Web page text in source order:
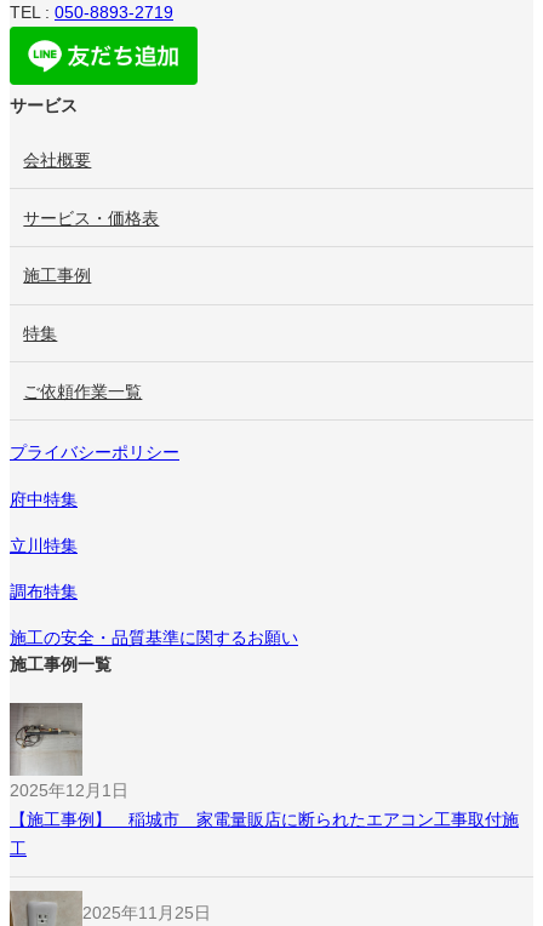
TEL : 050-8893-2719
サービス
会社概要
サービス・価格表
施工事例
特集
ご依頼作業一覧
プライバシーポリシー
府中特集
立川特集
調布特集
施工の安全・品質基準に関するお願い
施工事例一覧
2025年12月1日
【施工事例】 稲城市 家電量販店に断られたエアコン工事取付施
工
2025年11月25日